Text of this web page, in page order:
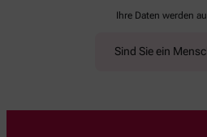
Ihre Daten werden
Sind Sie ein